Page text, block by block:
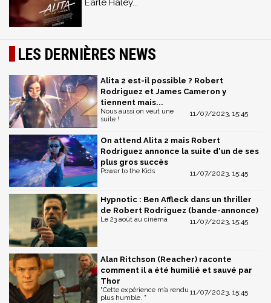
Earle Haley...
LES DERNIÈRES NEWS
Alita 2 est-il possible ? Robert
Rodriguez et James Cameron y
tiennent mais...
11/07/2023, 15:45
Nous aussi on veut une
suite !
On attend Alita 2 mais Robert
Rodriguez annonce la suite d'un de ses
plus gros succès
11/07/2023, 15:45
Power to the Kids
Hypnotic : Ben Affleck dans un thriller
de Robert Rodriguez (bande-annonce)
11/07/2023, 15:45
Le 23 août au cinéma
Alan Ritchson (Reacher) raconte
comment il a été humilié et sauvé par
Thor
11/07/2023, 15:45
"Cette expérience m’a rendu
plus humble. "